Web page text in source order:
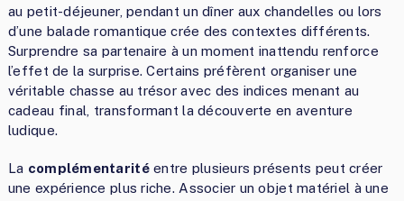
au petit-déjeuner, pendant un dîner aux chandelles ou lors
d’une balade romantique crée des contextes différents.
Surprendre sa partenaire à un moment inattendu renforce
l’effet de la surprise. Certains préfèrent organiser une
véritable chasse au trésor avec des indices menant au
cadeau final, transformant la découverte en aventure
ludique.
La complémentaritéentre plusieurs présents peut créer
une expérience plus riche. Associer un objet matériel à une